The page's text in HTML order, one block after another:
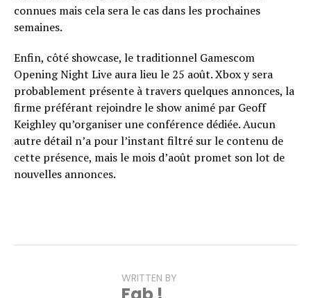
connues mais cela sera le cas dans les prochaines
semaines.
Enfin, côté showcase, le traditionnel Gamescom
Opening Night Live aura lieu le 25 août. Xbox y sera
probablement présente à travers quelques annonces, la
firme préférant rejoindre le show animé par Geoff
Keighley qu’organiser une conférence dédiée. Aucun
autre détail n’a pour l’instant filtré sur le contenu de
cette présence, mais le mois d’août promet son lot de
nouvelles annonces.
WRITTEN BY